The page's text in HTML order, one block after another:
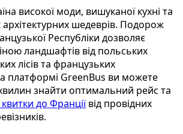
високої моди, вишуканої кухні та
шедеврів. Подорож
Республіки дозволяє
ландшафтів від польських
лісів та французьких
платформі GreenBus ви можете
знайти оптимальний рейс та
до Франціївід провідних